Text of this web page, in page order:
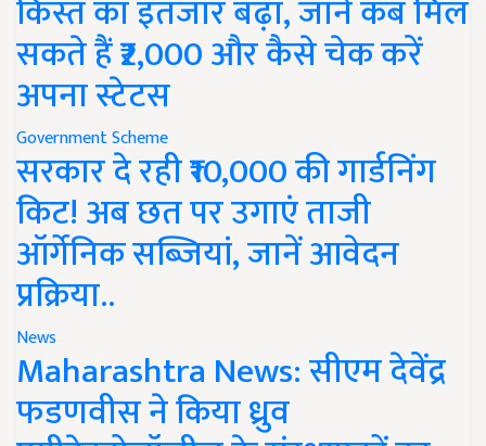
किस्त का इंतजार बढ़ा, जानें कब मिल
सकते हैं ₹2,000 और कैसे चेक करें
अपना स्टेटस
Government Scheme
सरकार दे रही ₹10,000 की गार्डनिंग
किट! अब छत पर उगाएं ताजी
ऑर्गेनिक सब्जियां, जानें आवेदन
प्रक्रिया..
News
Maharashtra News: सीएम देवेंद्र
फडणवीस ने किया ध्रुव